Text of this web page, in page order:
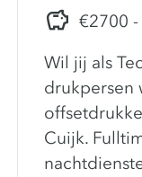
€2700
Wil jij als
drukpersen
Cuijk.